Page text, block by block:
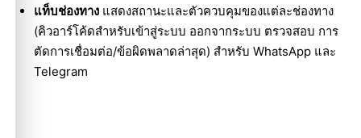
แท็บช่องทางแสดงสถานะและตัวควบคุมของแต่ละช่องทาง
(คิวอาร์โค้ดสำหรับเข้าสู่ระบบ ออกจากระบบ ตรวจสอบ การ
ตัดการเชื่อมต่อ/ข้อผิดพลาดล่าสุด) สำหรับ WhatsApp และ
Telegram